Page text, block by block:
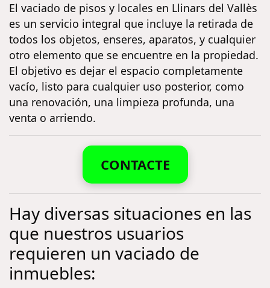
El vaciado de pisos y locales en Llinars del Vallès
es un servicio integral que incluye la retirada de
todos los objetos, enseres, aparatos, y cualquier
otro elemento que se encuentre en la propiedad.
El objetivo es dejar el espacio completamente
vacío, listo para cualquier uso posterior, como
una renovación, una limpieza profunda, una
venta o arriendo.
CONTACTE
Hay diversas situaciones en las
que nuestros usuarios
requieren un vaciado de
inmuebles: